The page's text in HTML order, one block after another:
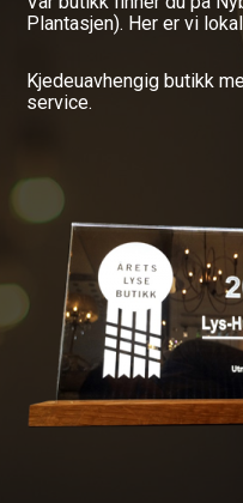
Plantasjen). Her er vi
Kjedeuavhengig butikk
service.